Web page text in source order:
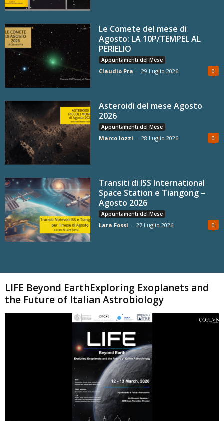
Le Comete del mese di
Agosto: LA 10P/TEMPEL AL
PERIELIO
Appuntamenti del Mese
Claudio Pra - 29 Luglio 2026 0
Asteroidi del mese Agosto
2026
Appuntamenti del Mese
Marco Iozzi - 28 Luglio 2026 0
Transiti di ISS International
Space Station e Tiangong –
Agosto 2026
Appuntamenti del Mese
Lara Fossi - 27 Luglio 2026 0
LIFE Beyond EarthExploring Exoplanets and
the Future of Italian Astrobiology